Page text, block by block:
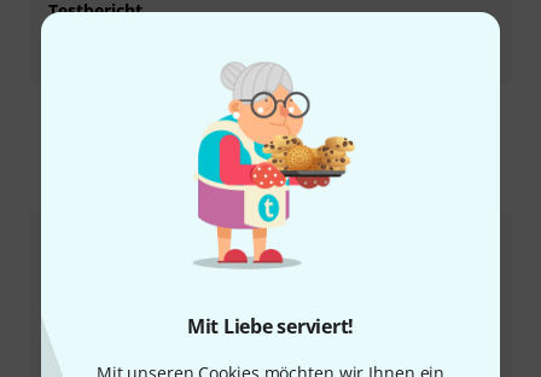
Mit Liebe serviert!
Mit unseren Cookies möchten wir Ihnen ein
Testbericht
So erreichen Sie uns
Kundenservice